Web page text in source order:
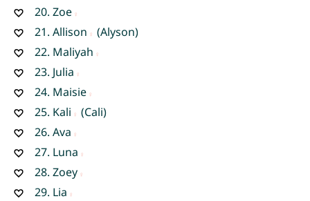
20. Zoe
21. Allison
(Alyson)
22. Maliyah
23. Julia
24. Maisie
25. Kali
(Cali)
26. Ava
27. Luna
28. Zoey
29. Lia